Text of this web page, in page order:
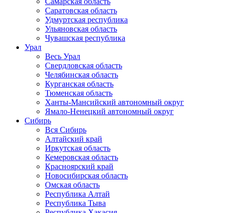
Саратовская область
Удмуртская республика
Ульяновская область
Чувашская республика
Урал
Весь Урал
Свердловская область
Челябинская область
Курганская область
Тюменская область
Ханты-Мансийский автономный округ
Ямало-Ненецкий автономный округ
Сибирь
Вся Сибирь
Алтайский край
Иркутская область
Кемеровская область
Красноярский край
Новосибирская область
Омская область
Республика Алтай
Республика Тыва